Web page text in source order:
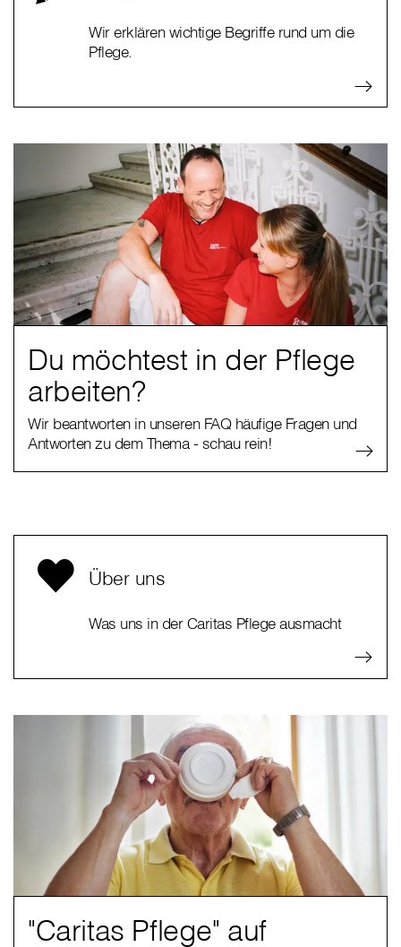
Wir erklären wichtige Begriffe rund um die
Pflege.
Du möchtest in der Pflege
arbeiten?
Wir beantworten in unseren FAQ häufige Fragen und
Antworten zu dem Thema - schau rein!
Über uns
Was uns in der Caritas Pflege ausmacht
"Caritas Pflege" auf